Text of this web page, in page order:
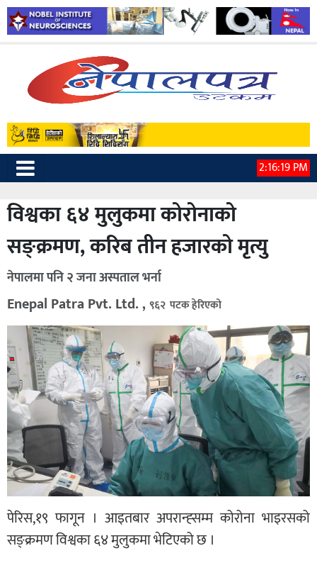
2:16:20 PM
विश्वका ६४ मुलुकमा कोरोनाको
सङ्क्रमण, करिब तीन हजारको मृत्यु
नेपालमा पनि २ जना अस्पताल भर्ना
Enepal Patra Pvt. Ltd. , ९६२ पटक हेरिएको
पेरिस,१९ फागून । आइतबार अपरान्ह्सम्म कोरोना भाइरसको
सङ्क्रमण विश्वका ६४ मुलुकमा भेटिएको छ ।